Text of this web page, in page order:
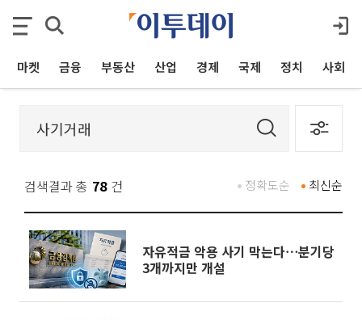
마켓 금융 부동산 산업 경제 국제 정치 사회
검색결과 총 78 건 최신순
정확도순
자유적금 악용 사기 막는다⋯분기당
3개까지만 개설